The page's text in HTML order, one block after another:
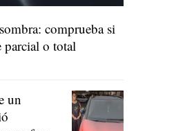
comprueba si
parcial o total
un